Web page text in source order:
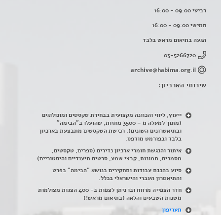
רביעי 09:00 - 16:00
חמישי 09:00 - 16:00
הגעה בתיאום מראש בלבד
03-5266720
archive@habima.org.il
שירותי הארכיון:
ייעוץ, ליווי והכוונה מקצועית בבחירת טקסטים ומונולוגים
(מתוך למעלה מ – 3500 מחזות, שהועלו ב"הבימה"
ובתיאטרונים השונים). רכישת הטקסטים מתבצעת בארכיון
בלבד ובפורמט מודפס.
איתור והנגשת חומרי ארכיון נדירים (ספרים, טקסטים,
מסמכים, תמונות, קבצי שמע, סרטים תיעודיים והיסטוריים)
סיוע בהכנת עבודות ותחקירים בנושא "הבימה" בפרט
והתיאטרון העברי והישראלי בכלל.
חדר הצפייה מרווח ובו ניתן לצפות ב- 400 הצגות מצולמות
משנות השבעים והלאה (בתיאום מראש!)
תעריפון